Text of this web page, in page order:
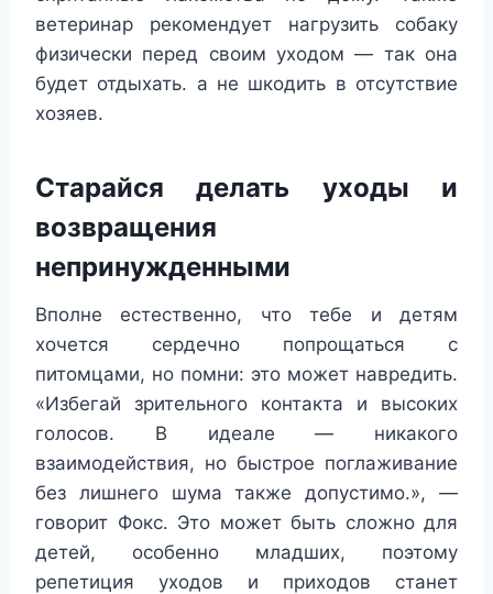
ветеринар рекомендует нагрузить собаку
физически перед своим уходом — так она
будет отдыхать. а не шкодить в отсутствие
хозяев.
Старайся делать уходы и
возвращения
непринужденными
Вполне естественно, что тебе и детям
хочется сердечно попрощаться с
питомцами, но помни: это может навредить.
«Избегай зрительного контакта и высоких
голосов. В идеале — никакого
взаимодействия, но быстрое поглаживание
без лишнего шума также допустимо.», —
говорит Фокс. Это может быть сложно для
детей, особенно младших, поэтому
репетиция уходов и приходов станет